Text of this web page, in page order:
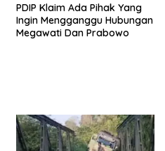
PDIP Klaim Ada Pihak Yang
Ingin Mengganggu Hubungan
Megawati Dan Prabowo